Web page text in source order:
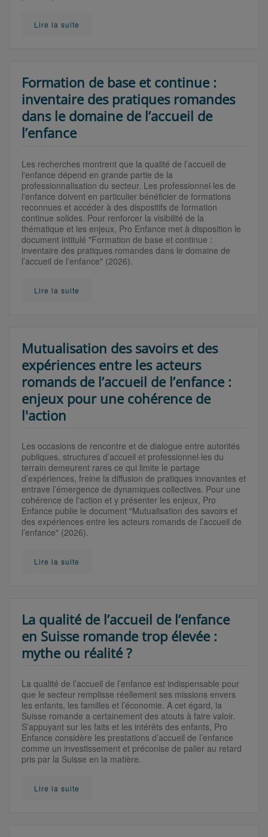
Lire la suite
Formation de base et continue :
inventaire des pratiques romandes
dans le domaine de l’accueil de
l’enfance
Les recherches montrent que la qualité de l’accueil de
l'enfance dépend en grande partie de la
professionnalisation du secteur. Les professionnel·les de
l'enfance doivent en particulier bénéficier de formations
reconnues et accéder à des dispositifs de formation
continue solides. Pour renforcer la visibilité de la
thématique et les enjeux, Pro Enfance met à disposition le
document intitulé "Formation de base et continue :
inventaire des pratiques romandes dans le domaine de
l’accueil de l’enfance" (2026).
Lire la suite
Mutualisation des savoirs et des
expériences entre les acteurs
romands de l’accueil de l’enfance :
enjeux pour une cohérence de
l'action
Les occasions de rencontre et de dialogue entre autorités
publiques, structures d’accueil et professionnel·les du
terrain demeurent rares ce qui limite le partage
d’expériences, freine la diffusion de pratiques innovantes et
entrave l’émergence de dynamiques collectives. Pour une
cohérence de l'action et y présenter les enjeux, Pro
Enfance publie le document "Mutualisation des savoirs et
des expériences entre les acteurs romands de l’accueil de
l’enfance" (2026).
Lire la suite
La qualité de l’accueil de l’enfance
en Suisse romande trop élevée :
mythe ou réalité ?
La qualité de l’accueil de l’enfance est indispensable pour
que le secteur remplisse réellement ses missions envers
les enfants, les familles et l’économie. A cet égard, la
Suisse romande a certainement des atouts à faire valoir.
S’appuyant sur les faits et les intérêts des enfants, Pro
Enfance considère les prestations d’accueil de l’enfance
comme un investissement et préconise de palier au retard
pris par la Suisse en la matière.
Lire la suite